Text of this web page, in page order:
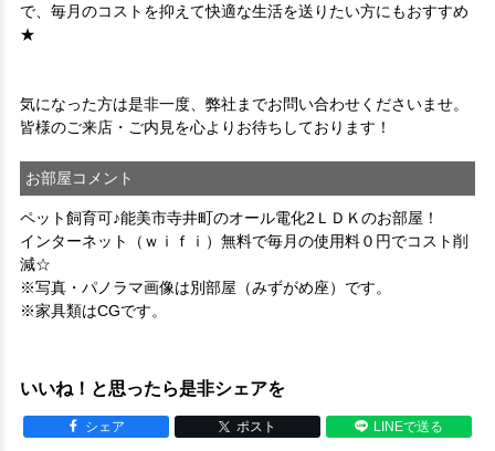
で、毎月のコストを抑えて快適な生活を送りたい方にもおすすめ
★
気になった方は是非一度、弊社までお問い合わせくださいませ。
皆様のご来店・ご内見を心よりお待ちしております！
お部屋コメント
ペット飼育可♪能美市寺井町のオール電化2ＬＤＫのお部屋！
インターネット（ｗｉｆｉ）無料で毎月の使用料０円でコスト削
減☆
※写真・パノラマ画像は別部屋（みずがめ座）です。
※家具類はCGです。
いいね！と思ったら是非シェアを
シェア ポスト LINEで送る